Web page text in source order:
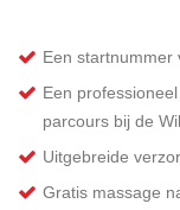
Een startnummer
Een
parcours bij de
Uitgebreide
Gratis massage